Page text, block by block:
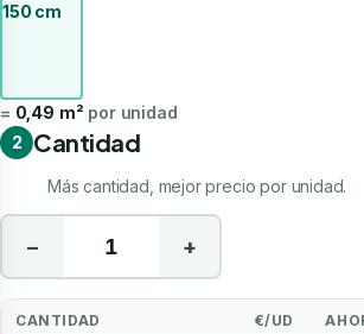
150 cm
= 0,49 m² por unidad
2
Cantidad
Más cantidad, mejor precio por unidad.
− +
CANTIDAD €/UD